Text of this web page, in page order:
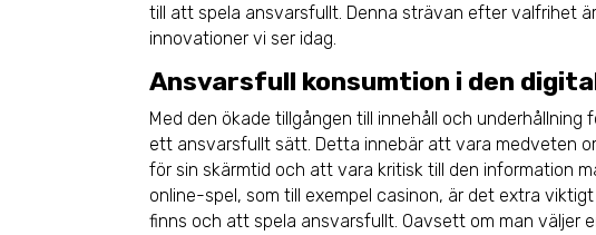
till att spela ansvarsfullt. Denna strävan efter valfrihet
innovationer vi ser idag.
Ansvarsfull konsumtion i den
Med den ökade tillgången till innehåll och
ett ansvarsfullt sätt. Detta innebär att vara medveten
för sin skärmtid och att vara kritisk till den information
online-spel, som till exempel casinon, är det extra
finns och att spela ansvarsfullt. Oavsett om man väljer